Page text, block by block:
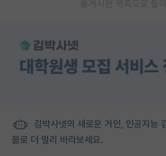
게시판 목록으로 돌
김박사넷의 새로운 거인, 인공지능
물로 더 멀리 바라보세요.